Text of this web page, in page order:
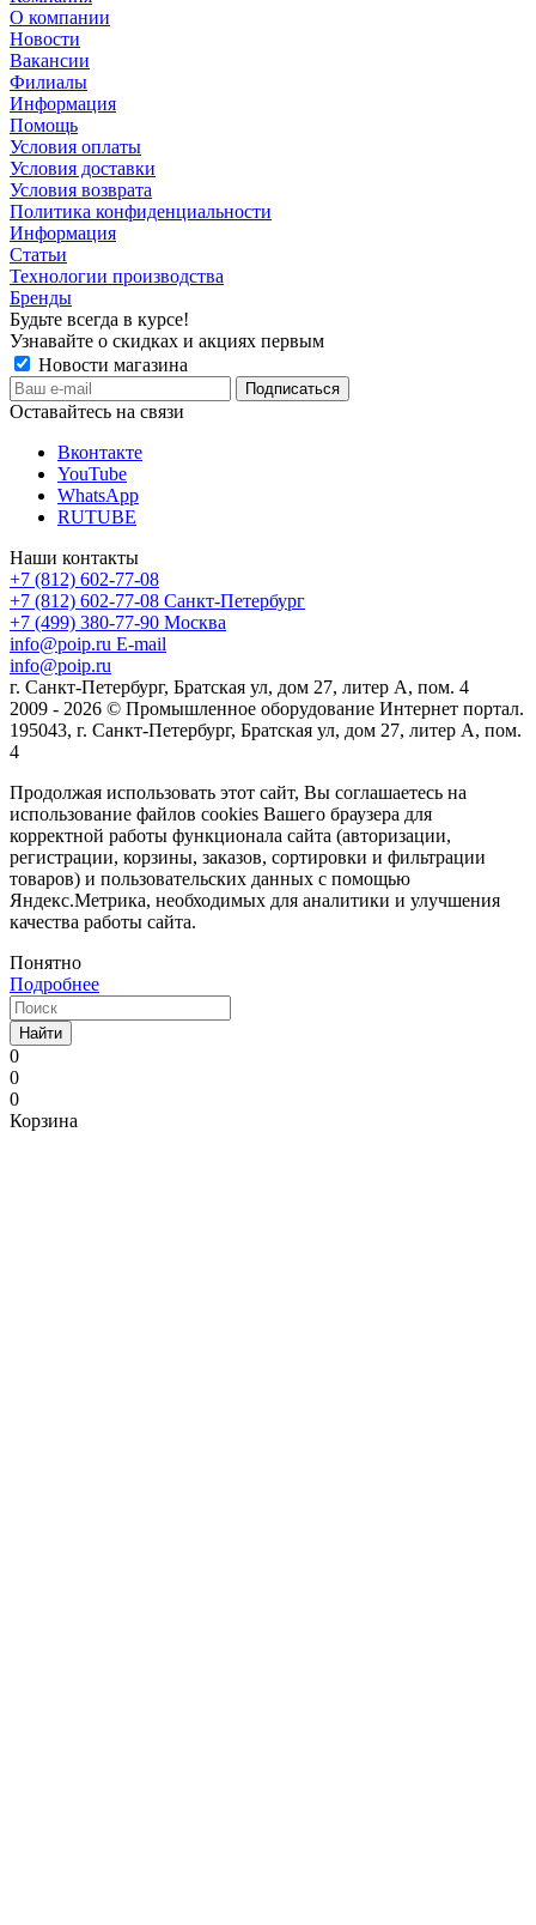
О компании
Новости
Вакансии
Филиалы
Информация
Помощь
Условия оплаты
Условия доставки
Условия возврата
Политика конфиденциальности
Информация
Статьи
Технологии производства
Бренды
Будьте всегда в курсе!
Узнавайте о скидках и акциях первым
Новости магазина
Оставайтесь на связи
Вконтакте
YouTube
WhatsApp
RUTUBE
Наши контакты
+7 (812) 602-77-08
+7 (812) 602-77-08 Санкт-Петербург
+7 (499) 380-77-90 Москва
info@poip.ru E-mail
info@poip.ru
г. Санкт-Петербург, Братская ул, дом 27, литер А, пом. 4
2009 - 2026 © Промышленное оборудование Интернет портал.
195043, г. Санкт-Петербург, Братская ул, дом 27, литер А, пом.
4
Продолжая использовать этот сайт, Вы соглашаетесь на
использование файлов cookies Вашего браузера для
корректной работы функционала сайта (авторизации,
регистрации, корзины, заказов, сортировки и фильтрации
товаров) и пользовательских данных с помощью
Яндекс.Метрика, необходимых для аналитики и улучшения
качества работы сайта.
Понятно
Подробнее
Найти
0
0
0
Корзина